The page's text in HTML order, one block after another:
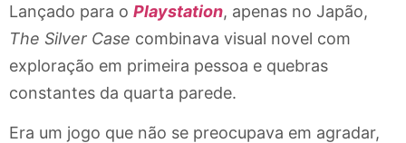
Lançado para o Playstation, apenas no Japão,
The Silver Case combinava visual novel com
exploração em primeira pessoa e quebras
constantes da quarta parede.
Era um jogo que não se preocupava em agradar,